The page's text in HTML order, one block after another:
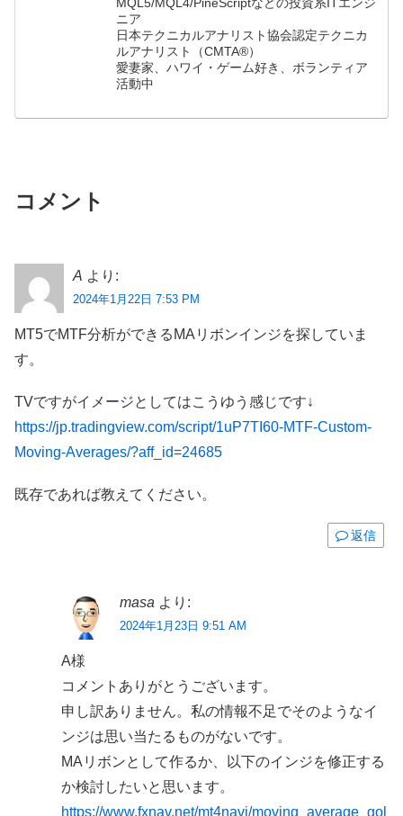
MQL5/MQL4/PineScriptなどの投資系ITエンジ
ニア
日本テクニカルアナリスト協会認定テクニカ
ルアナリスト（CMTA®）
愛妻家、ハワイ・ゲーム好き、ボランティア
活動中
コメント
A より:
2024年1月22日 7:53 PM
MT5でMTF分析ができるMAリボンインジを探していま
す。
TVですがイメージとしてはこうゆう感じです↓
https://jp.tradingview.com/script/1uP7TI60-MTF-Custom-
Moving-Averages/?aff_id=24685
既存であれば教えてください。
返信
masa より:
2024年1月23日 9:51 AM
A様
コメントありがとうございます。
申し訳ありません。私の情報不足でそのようなイ
ンジは思い当たるものがないです。
MAリボンとして作るか、以下のインジを修正する
か検討したいと思います。
https://www.fxnav.net/mt4navi/moving_average_gol